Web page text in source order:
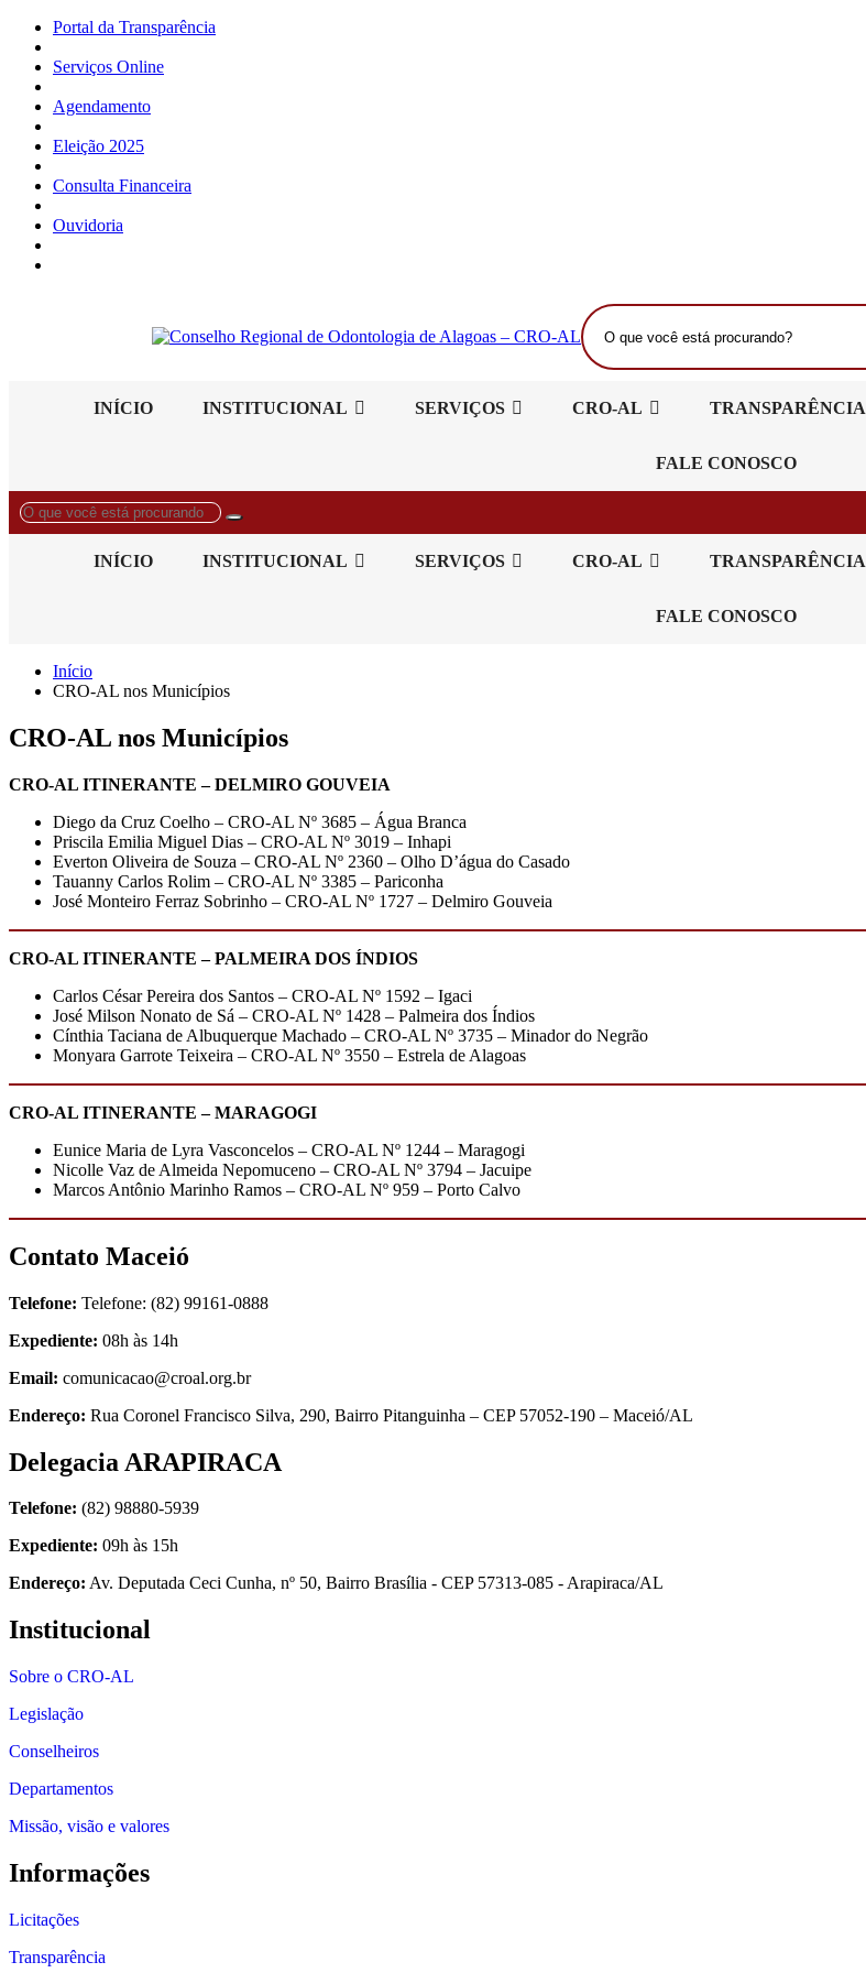
Portal da Transparência
Serviços Online
Agendamento
Eleição 2025
Consulta Financeira
Ouvidoria
O
que
está
INÍCIO INSTITUCIONAL SERVIÇOS CRO-AL TRANSPARÊNCIA
FALE CONOSCO
O
que
INÍCIO INSTITUCIONAL SERVIÇOS CRO-AL TRANSPARÊNCIA
FALE CONOSCO
Início
CRO-AL nos Municípios
CRO-AL nos Municípios
CRO-AL ITINERANTE – DELMIRO GOUVEIA
Diego da Cruz Coelho – CRO-AL Nº 3685 – Água Branca
Priscila Emilia Miguel Dias – CRO-AL Nº 3019 – Inhapi
Everton Oliveira de Souza – CRO-AL Nº 2360 – Olho D’água do Casado
Tauanny Carlos Rolim – CRO-AL Nº 3385 – Pariconha
José Monteiro Ferraz Sobrinho – CRO-AL Nº 1727 – Delmiro Gouveia
CRO-AL ITINERANTE – PALMEIRA DOS ÍNDIOS
Carlos César Pereira dos Santos – CRO-AL Nº 1592 – Igaci
José Milson Nonato de Sá – CRO-AL Nº 1428 – Palmeira dos Índios
Cínthia Taciana de Albuquerque Machado – CRO-AL Nº 3735 – Minador do Negrão
Monyara Garrote Teixeira – CRO-AL Nº 3550 – Estrela de Alagoas
CRO-AL ITINERANTE – MARAGOGI
Eunice Maria de Lyra Vasconcelos – CRO-AL Nº 1244 – Maragogi
Nicolle Vaz de Almeida Nepomuceno – CRO-AL Nº 3794 – Jacuipe
Marcos Antônio Marinho Ramos – CRO-AL Nº 959 – Porto Calvo
Contato Maceió
Telefone: Telefone: (82) 99161-0888
Expediente: 08h às 14h
Email: comunicacao@croal.org.br
Endereço: Rua Coronel Francisco Silva, 290, Bairro Pitanguinha – CEP 57052-190 – Maceió/AL
Delegacia ARAPIRACA
Telefone: (82) 98880-5939
Expediente: 09h às 15h
Endereço: Av. Deputada Ceci Cunha, nº 50, Bairro Brasília - CEP 57313-085 - Arapiraca/AL
Institucional
Sobre o CRO-AL
Legislação
Conselheiros
Departamentos
Missão, visão e valores
Informações
Licitações
Transparência